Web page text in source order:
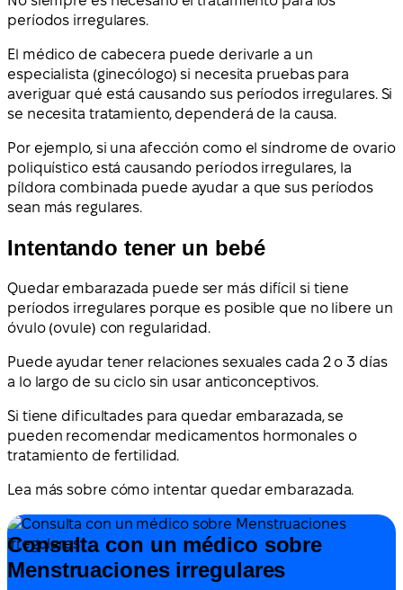
períodos irregulares.
El médico de cabecera puede derivarle a un
especialista (ginecólogo) si necesita pruebas para
averiguar qué está causando sus períodos irregulares. Si
se necesita tratamiento, dependerá de la causa.
Por ejemplo, si una afección como el síndrome de ovario
poliquístico está causando períodos irregulares, la
píldora combinada puede ayudar a que sus períodos
sean más regulares.
Intentando tener un bebé
Quedar embarazada puede ser más difícil si tiene
períodos irregulares porque es posible que no libere un
óvulo (ovule) con regularidad.
Puede ayudar tener relaciones sexuales cada 2 o 3 días
a lo largo de su ciclo sin usar anticonceptivos.
Si tiene dificultades para quedar embarazada, se
pueden recomendar medicamentos hormonales o
tratamiento de fertilidad.
Lea más sobre cómo intentar quedar embarazada.
Consulta con un médico sobre
Menstruaciones irregulares